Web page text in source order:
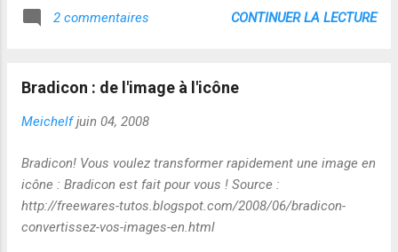
2 commentaires CONTINUER LA LECTURE
Bradicon : de l'image à l'icône
Meichelf juin 04, 2008
Bradicon! Vous voulez transformer rapidement une image en
icône : Bradicon est fait pour vous ! Source :
http://freewares-tutos.blogspot.com/2008/06/bradicon-
convertissez-vos-images-en.html